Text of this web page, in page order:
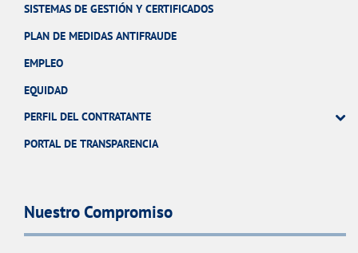
SISTEMAS DE GESTIÓN Y CERTIFICADOS
PLAN DE MEDIDAS ANTIFRAUDE
EMPLEO
EQUIDAD
PERFIL DEL CONTRATANTE
PORTAL DE TRANSPARENCIA
Nuestro Compromiso